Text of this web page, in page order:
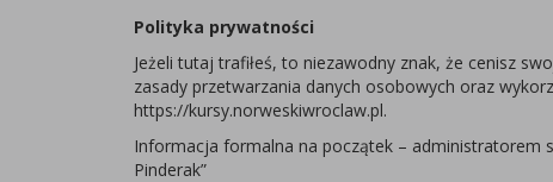
Polityka prywatności
Jeżeli tutaj trafiłeś, to niezawodny znak, że cenisz
zasady przetwarzania danych osobowych oraz
https://kursy.norweskiwroclaw.pl.
Informacja formalna na początek – administratorem
Pinderak”